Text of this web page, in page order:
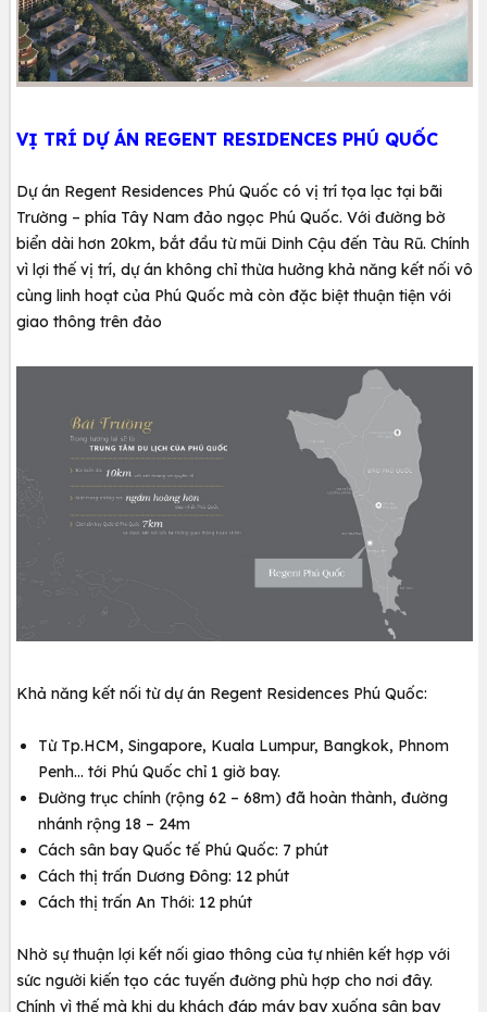
VỊ TRÍ DỰ ÁN REGENT RESIDENCES PHÚ QUỐC
Dự án Regent Residences Phú Quốc có vị trí tọa lạc tại bãi
Trường – phía Tây Nam đảo ngọc Phú Quốc. Với đường bờ
biển dài hơn 20km, bắt đầu từ mũi Dinh Cậu đến Tàu Rũ. Chính
vì lợi thế vị trí, dự án không chỉ thừa hưởng khả năng kết nối vô
cùng linh hoạt của Phú Quốc mà còn đặc biệt thuận tiện với
giao thông trên đảo
Khả năng kết nối từ dự án Regent Residences Phú Quốc:
Từ Tp.HCM, Singapore, Kuala Lumpur, Bangkok, Phnom
Penh… tới Phú Quốc chỉ 1 giờ bay.
Đường trục chính (rộng 62 – 68m) đã hoàn thành, đường
nhánh rộng 18 – 24m
Cách sân bay Quốc tế Phú Quốc: 7 phút
Cách thị trấn Dương Đông: 12 phút
Cách thị trấn An Thới: 12 phút
Nhờ sự thuận lợi kết nối giao thông của tự nhiên kết hợp với
sức người kiến tạo các tuyến đường phù hợp cho nơi đây.
Chính vì thế mà khi du khách đáp máy bay xuống sân bay